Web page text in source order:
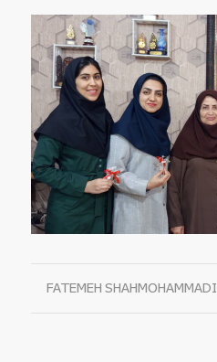
FATEMEH SHAHMOHAMMADI